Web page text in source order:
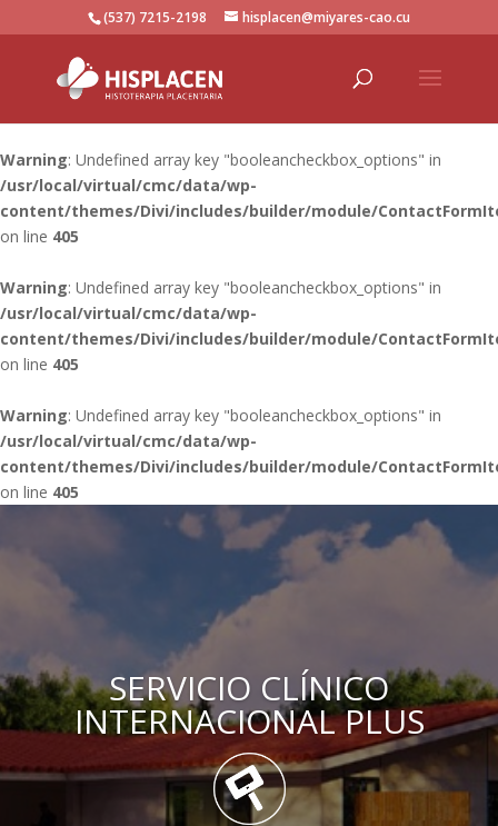
(537) 7215-2198 hisplacen@miyares-cao.cu
Warning: Undefined array key "booleancheckbox_options" in
/usr/local/virtual/cmc/data/wp-
content/themes/Divi/includes/builder/module/
on line 405
Warning: Undefined array key "booleancheckbox_options" in
/usr/local/virtual/cmc/data/wp-
content/themes/Divi/includes/builder/module/
on line 405
Warning: Undefined array key "booleancheckbox_options" in
/usr/local/virtual/cmc/data/wp-
content/themes/Divi/includes/builder/module/
on line 405
SERVICIO CLÍNICO
INTERNACIONAL PLUS